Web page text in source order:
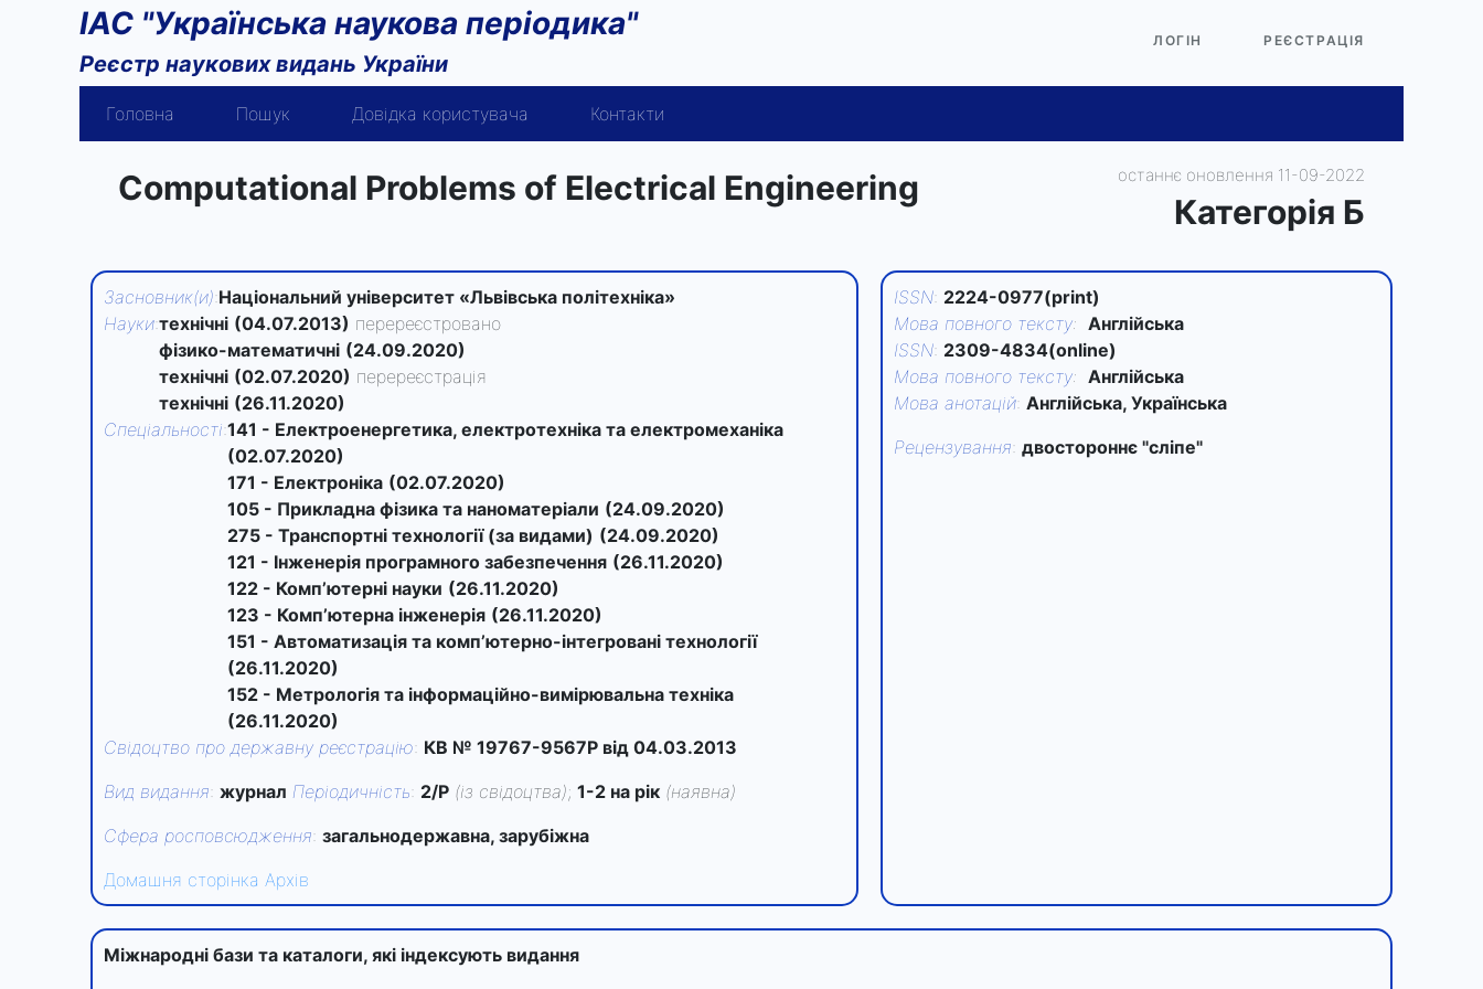
ІАС "Українська наукова періодика"
Реєстр наукових видань України
ЛОГІН РЕЄСТРАЦІЯ
Головна Пошук Довідка користувача Контакти
Computational Problems of Electrical Engineering останнє оновлення 11-09-2022
Категорiя Б
Засновник(и):Національний університет «Львівська політехніка»
Науки:технічні (04.07.2013) перереєстровано
фізико-математичні (24.09.2020)
технічні (02.07.2020) перереєстрація
технічні (26.11.2020)
Спеціальності:141 - Електроенергетика, електротехніка та електромеханіка
(02.07.2020)
171 - Електроніка (02.07.2020)
105 - Прикладна фізика та наноматеріали (24.09.2020)
275 - Транспортні технології (за видами) (24.09.2020)
121 - Інженерія програмного забезпечення (26.11.2020)
122 - Комп’ютерні науки (26.11.2020)
123 - Комп’ютерна інженерія (26.11.2020)
151 - Автоматизація та комп’ютерно-інтегровані технології
(26.11.2020)
152 - Метрологія та інформаційно-вимірювальна техніка
(26.11.2020)
Свідоцтво про державну реєстрацію: КВ № 19767-9567Р від 04.03.2013
Вид видання: журнал Періодичність: 2/Р (із свідоцтва); 1-2 на рік (наявна)
Сфера росповсюдження: загальнодержавна, зарубіжна
Домашня сторінка Архів
ISSN: 2224-0977(print)
Мова повного тексту: Англійська
ISSN: 2309-4834(online)
Мова повного тексту: Англійська
Мова анотацій: Англійська, Українська
Рецензування: двостороннє "сліпе"
Міжнародні бази та каталоги, які індексують видання